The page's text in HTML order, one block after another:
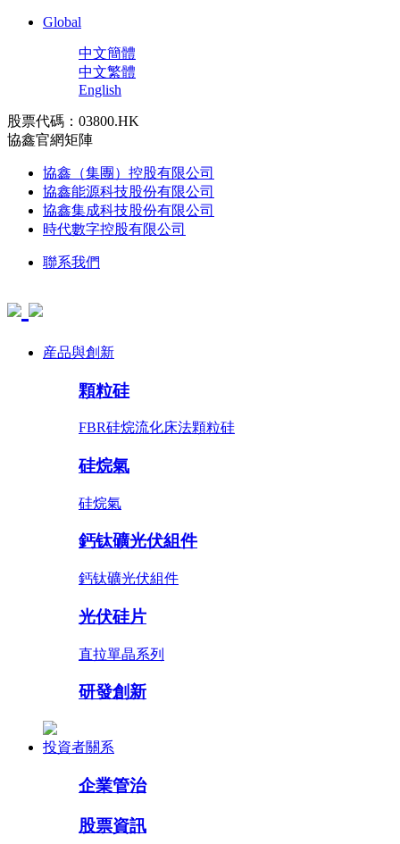
Global
中文簡體
中文繁體
English
股票代碼：03800.HK
協鑫官網矩陣
協鑫（集團）控股有限公司
協鑫能源科技股份有限公司
協鑫集成科技股份有限公司
時代數字控股有限公司
聯系我們
産品與創新
顆粒硅
FBR硅烷流化床法顆粒硅
硅烷氣
硅烷氣
鈣钛礦光伏組件
鈣钛礦光伏組件
光伏硅片
直拉單晶系列
研發創新
投資者關系
企業管治
股票資訊